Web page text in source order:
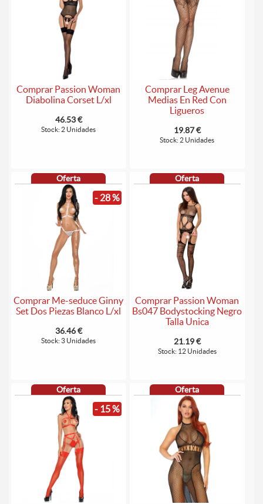
Comprar Passion Woman
Diabolina Corset L/xl
46.53 €
Stock: 2 Unidades
Comprar Leg Avenue
Medias En Red Con
Ligueros
19.87 €
Stock: 2 Unidades
Oferta
- 28 %
Comprar Me-seduce Ginny
Set Dos Piezas Blanco L/xl
36.46 €
Stock: 3 Unidades
Oferta
Comprar Passion Woman
Bs047 Bodystocking Negro
Talla Unica
21.19 €
Stock: 12 Unidades
Oferta
- 15 %
Oferta